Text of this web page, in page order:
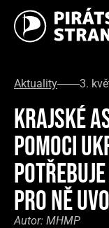
Aktuality 3.
KRAJSKÉ
POMOCI
PRO NĚ
Autor: MHMP